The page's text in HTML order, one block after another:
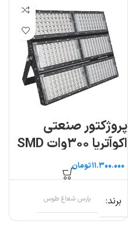
پروژکتور صنعتی
اکوآتریا ۳۰۰وات SMD
پارس شعاع توس
تومان
برند پارس شعاع طوس